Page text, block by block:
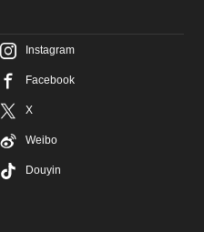
인
텐
츠
로
이
동
바
글
이
Instagram
Facebook
X
Weibo
Douyin